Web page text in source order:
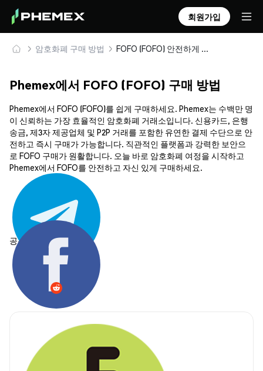
회원가입
암호화폐 구매 방법 FOFO (FOFO) 안전하게 구매 및 보관
Phemex에서 FOFO (FOFO) 구매 방법
Phemex에서 FOFO (FOFO)를 쉽게 구매하세요. Phemex는 수백만 명
이 신뢰하는 가장 효율적인 암호화폐 거래소입니다. 신용카드, 은행
송금, 제3자 제공업체 및 P2P 거래를 포함한 유연한 결제 수단으로 안
전하고 즉시 구매가 가능합니다. 직관적인 플랫폼과 강력한 보안으
로 FOFO 구매가 원활합니다. 오늘 바로 암호화폐 여정을 시작하고
Phemex에서 FOFO를 안전하고 자신 있게 구매하세요.
공유하기: